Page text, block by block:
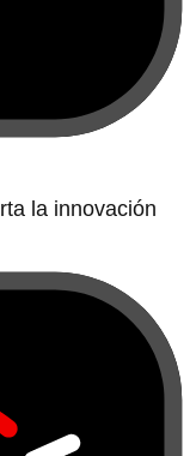
la innovación